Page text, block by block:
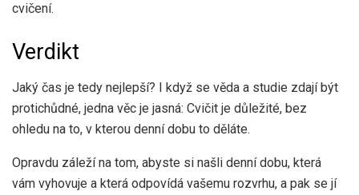
cvičení.
Verdikt
Jaký čas je tedy nejlepší? I když se věda a studie zdají být
protichůdné, jedna věc je jasná: Cvičit je důležité, bez
ohledu na to, v kterou denní dobu to děláte.
Opravdu záleží na tom, abyste si našli denní dobu, která
vám vyhovuje a která odpovídá vašemu rozvrhu, a pak se jí